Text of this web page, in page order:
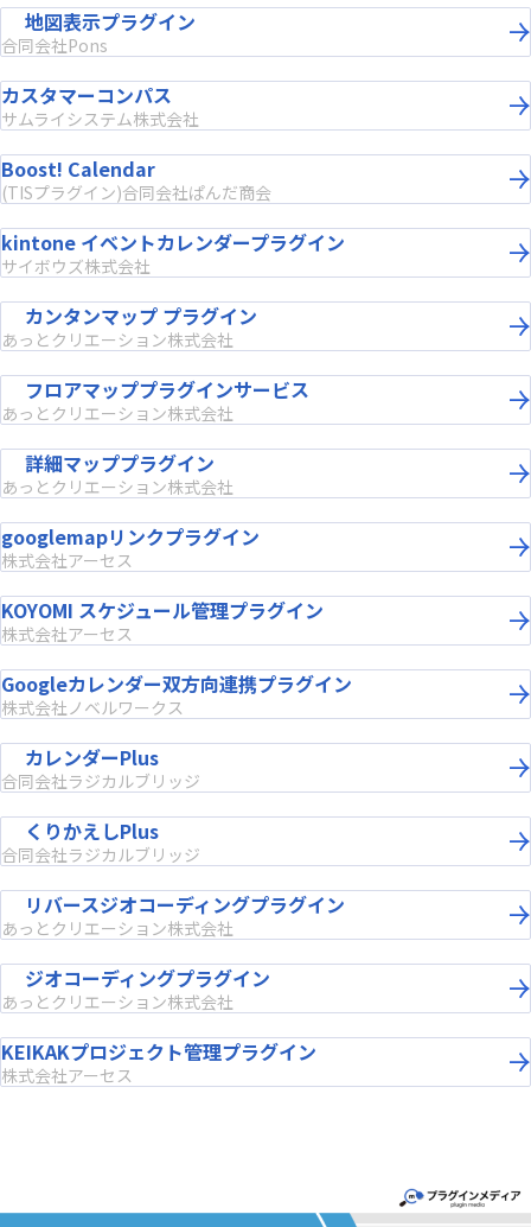
地図表示プラグイン
合同会社Pons
カスタマーコンパス
サムライシステム株式会社
Boost! Calendar
(TISプラグイン)合同会社ぱんだ商会
kintone イベントカレンダープラグイン
サイボウズ株式会社
カンタンマップ プラグイン
あっとクリエーション株式会社
フロアマッププラグインサービス
あっとクリエーション株式会社
詳細マッププラグイン
あっとクリエーション株式会社
googlemapリンクプラグイン
株式会社アーセス
KOYOMI スケジュール管理プラグイン
株式会社アーセス
Googleカレンダー双方向連携プラグイン
株式会社ノベルワークス
カレンダーPlus
合同会社ラジカルブリッジ
くりかえしPlus
合同会社ラジカルブリッジ
リバースジオコーディングプラグイン
あっとクリエーション株式会社
ジオコーディングプラグイン
あっとクリエーション株式会社
KEIKAKプロジェクト管理プラグイン
株式会社アーセス